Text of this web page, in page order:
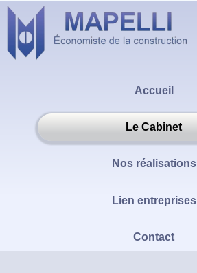
Accueil
Le Cabinet
Nos réalisations
Lien entreprises
Contact